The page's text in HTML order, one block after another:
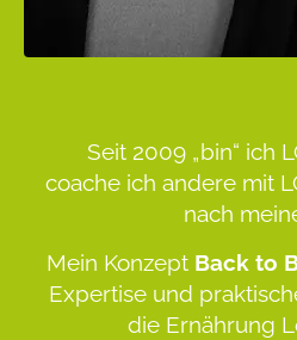
Seit 2009 „bin“ ich
coache ich andere mit
nach
Mein Konzept Back to
Expertise und
die Ernährung